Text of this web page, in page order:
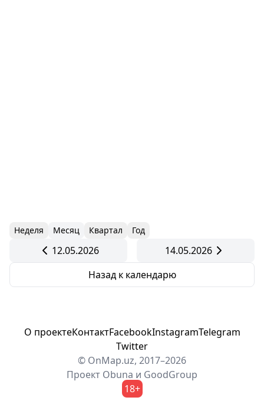
Неделя Месяц Квартал Год
12.05.2026
14.05.2026
Назад к календарю
О проектеКонтактFacebookInstagramTelegram
Twitter
© OnMap.uz, 2017–2026
Проект Obuna и GoodGroup
18+